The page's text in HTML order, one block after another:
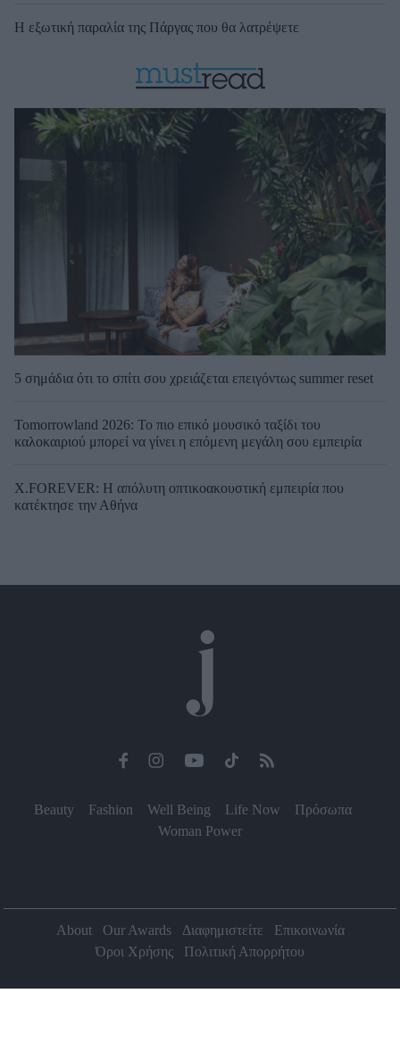
Η εξωτική παραλία της Πάργας που θα λατρέψετε
5 σημάδια ότι το σπίτι σου χρειάζεται επειγόντως summer reset
Tomorrowland 2026: Το πιο επικό μουσικό ταξίδι του
καλοκαιριού μπορεί να γίνει η επόμενη μεγάλη σου εμπειρία
X.FOREVER: Η απόλυτη οπτικοακουστική εμπειρία που
κατέκτησε την Αθήνα
Beauty Fashion Well Being Life Now
Πρόσωπα
Woman Power
About Our Awards Διαφημιστείτε
Επικοινωνία
Όροι Χρήσης
Πολιτική Απορρήτου